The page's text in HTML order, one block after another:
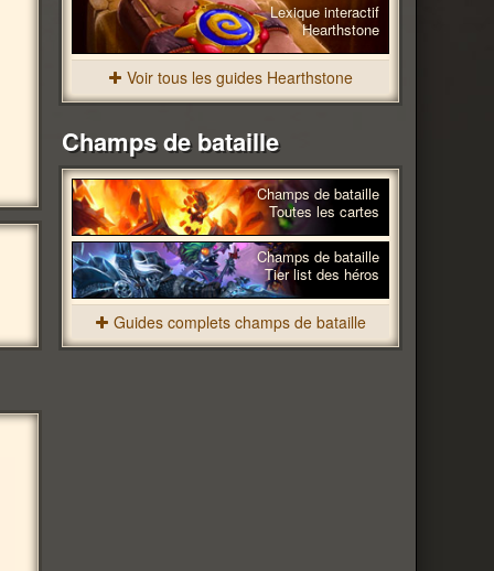
Lexique interactif
Hearthstone
Voir tous les guides Hearthstone
Champs de bataille
Champs de bataille
Toutes les cartes
Champs de bataille
Tier list des héros
Guides complets champs de bataille